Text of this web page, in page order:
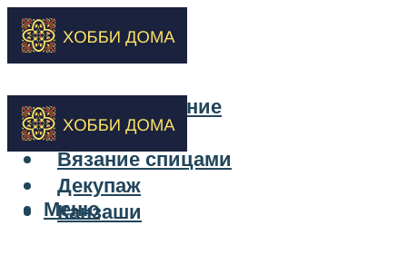
Бисероплетение
Вышивка
Вязание спицами
Декупаж
Канзаши
Меню